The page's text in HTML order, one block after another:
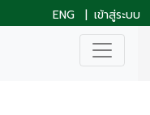
ENG | เข้าสู่ระบบ